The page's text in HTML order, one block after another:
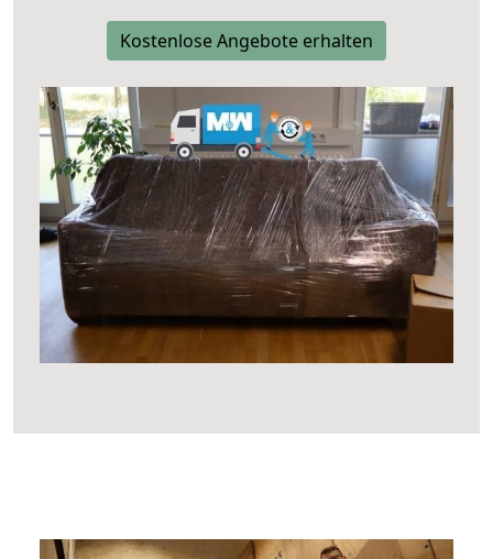
Kostenlose Angebote erhalten